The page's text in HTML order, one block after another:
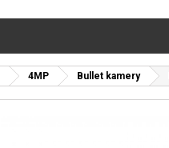
4MP Bullet kamery